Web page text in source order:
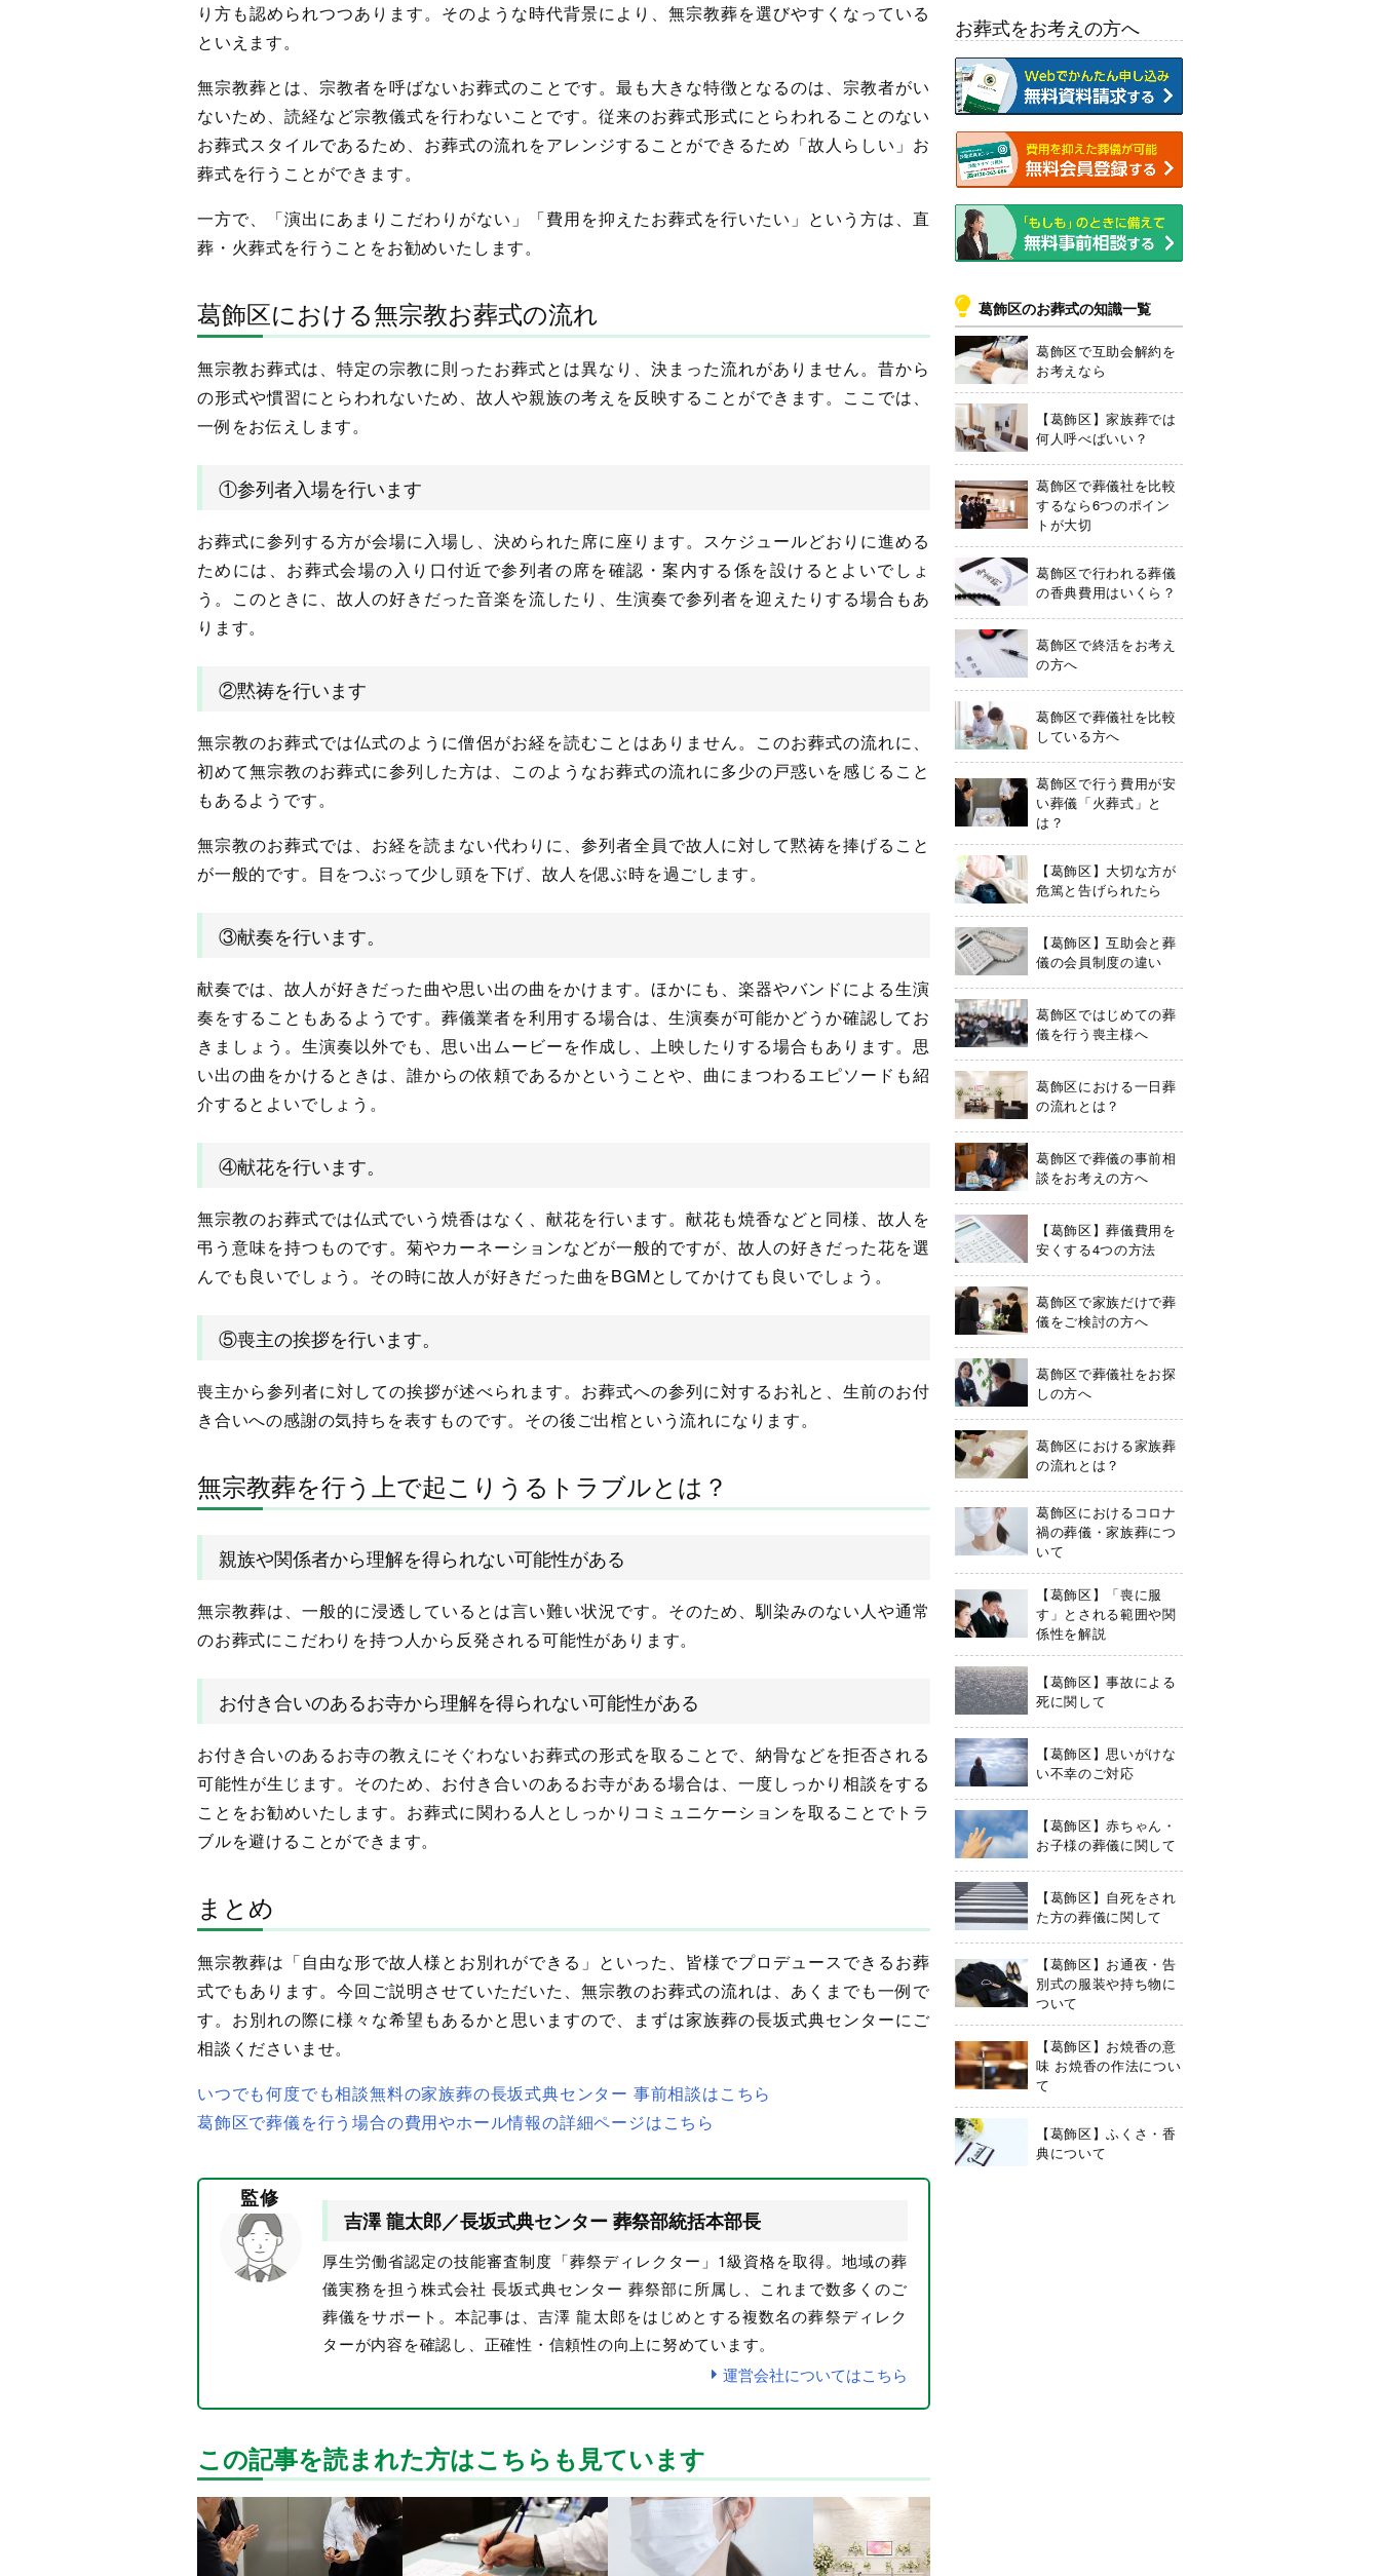
り方も認められつつあります。そのような時代背景により、無宗教葬を選びやすくなっている
といえます。
無宗教葬とは、宗教者を呼ばないお葬式のことです。最も大きな特徴となるのは、宗教者がい
ないため、読経など宗教儀式を行わないことです。従来のお葬式形式にとらわれることのない
お葬式スタイルであるため、お葬式の流れをアレンジすることができるため「故人らしい」お
葬式を行うことができます。
一方で、「演出にあまりこだわりがない」「費用を抑えたお葬式を行いたい」という方は、直
葬・火葬式を行うことをお勧めいたします。
葛飾区における無宗教お葬式の流れ
無宗教お葬式は、特定の宗教に則ったお葬式とは異なり、決まった流れがありません。昔から
の形式や慣習にとらわれないため、故人や親族の考えを反映することができます。ここでは、
一例をお伝えします。
①参列者入場を行います
お葬式に参列する方が会場に入場し、決められた席に座ります。スケジュールどおりに進める
ためには、お葬式会場の入り口付近で参列者の席を確認・案内する係を設けるとよいでしょ
う。このときに、故人の好きだった音楽を流したり、生演奏で参列者を迎えたりする場合もあ
ります。
②黙祷を行います
無宗教のお葬式では仏式のように僧侶がお経を読むことはありません。このお葬式の流れに、
初めて無宗教のお葬式に参列した方は、このようなお葬式の流れに多少の戸惑いを感じること
もあるようです。
無宗教のお葬式では、お経を読まない代わりに、参列者全員で故人に対して黙祷を捧げること
が一般的です。目をつぶって少し頭を下げ、故人を偲ぶ時を過ごします。
③献奏を行います。
献奏では、故人が好きだった曲や思い出の曲をかけます。ほかにも、楽器やバンドによる生演
奏をすることもあるようです。葬儀業者を利用する場合は、生演奏が可能かどうか確認してお
きましょう。生演奏以外でも、思い出ムービーを作成し、上映したりする場合もあります。思
い出の曲をかけるときは、誰からの依頼であるかということや、曲にまつわるエピソードも紹
介するとよいでしょう。
④献花を行います。
無宗教のお葬式では仏式でいう焼香はなく、献花を行います。献花も焼香などと同様、故人を
弔う意味を持つものです。菊やカーネーションなどが一般的ですが、故人の好きだった花を選
んでも良いでしょう。その時に故人が好きだった曲をBGMとしてかけても良いでしょう。
⑤喪主の挨拶を行います。
喪主から参列者に対しての挨拶が述べられます。お葬式への参列に対するお礼と、生前のお付
き合いへの感謝の気持ちを表すものです。その後ご出棺という流れになります。
無宗教葬を行う上で起こりうるトラブルとは？
親族や関係者から理解を得られない可能性がある
無宗教葬は、一般的に浸透しているとは言い難い状況です。そのため、馴染みのない人や通常
のお葬式にこだわりを持つ人から反発される可能性があります。
お付き合いのあるお寺から理解を得られない可能性がある
お付き合いのあるお寺の教えにそぐわないお葬式の形式を取ることで、納骨などを拒否される
可能性が生じます。そのため、お付き合いのあるお寺がある場合は、一度しっかり相談をする
ことをお勧めいたします。お葬式に関わる人としっかりコミュニケーションを取ることでトラ
ブルを避けることができます。
まとめ
無宗教葬は「自由な形で故人様とお別れができる」といった、皆様でプロデュースできるお葬
式でもあります。今回ご説明させていただいた、無宗教のお葬式の流れは、あくまでも一例で
す。お別れの際に様々な希望もあるかと思いますので、まずは家族葬の長坂式典センターにご
相談くださいませ。
いつでも何度でも相談無料の家族葬の長坂式典センター 事前相談はこちら
葛飾区で葬儀を行う場合の費用やホール情報の詳細ページはこちら
監修
吉澤 龍太郎／長坂式典センター 葬祭部統括本部長
厚生労働省認定の技能審査制度「葬祭ディレクター」1級資格を取得。地域の葬
儀実務を担う株式会社 長坂式典センター 葬祭部に所属し、これまで数多くのご
葬儀をサポート。本記事は、吉澤 龍太郎をはじめとする複数名の葬祭ディレク
ターが内容を確認し、正確性・信頼性の向上に努めています。
運営会社についてはこちら
この記事を読まれた方はこちらも見ています
お葬式をお考えの方へ
葛飾区のお葬式の知識一覧
葛飾区で互助会解約を
お考えなら
【葛飾区】家族葬では
何人呼べばいい？
葛飾区で葬儀社を比較
するなら6つのポイン
トが大切
葛飾区で行われる葬儀
の香典費用はいくら？
葛飾区で終活をお考え
の方へ
葛飾区で葬儀社を比較
している方へ
葛飾区で行う費用が安
い葬儀「火葬式」と
は？
【葛飾区】大切な方が
危篤と告げられたら
【葛飾区】互助会と葬
儀の会員制度の違い
葛飾区ではじめての葬
儀を行う喪主様へ
葛飾区における一日葬
の流れとは？
葛飾区で葬儀の事前相
談をお考えの方へ
【葛飾区】葬儀費用を
安くする4つの方法
葛飾区で家族だけで葬
儀をご検討の方へ
葛飾区で葬儀社をお探
しの方へ
葛飾区における家族葬
の流れとは？
葛飾区におけるコロナ
禍の葬儀・家族葬につ
いて
【葛飾区】「喪に服
す」とされる範囲や関
係性を解説
【葛飾区】事故による
死に関して
【葛飾区】思いがけな
い不幸のご対応
【葛飾区】赤ちゃん・
お子様の葬儀に関して
【葛飾区】自死をされ
た方の葬儀に関して
【葛飾区】お通夜・告
別式の服装や持ち物に
ついて
【葛飾区】お焼香の意
味 お焼香の作法につい
て
【葛飾区】ふくさ・香
典について